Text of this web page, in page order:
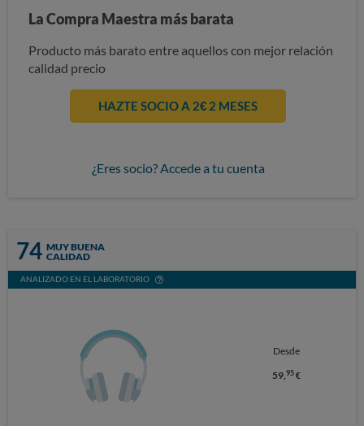
La Compra Maestra más barata
Producto más barato entre aquellos con mejor relación
calidad precio
HAZTE SOCIO A 2€ 2 MESES
¿Eres socio? Accede a tu cuenta
74 MUY BUENA
CALIDAD
ANALIZADO EN EL LABORATORIO
Desde
59,95€